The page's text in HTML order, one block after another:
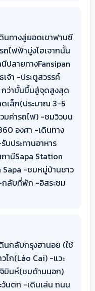
นทางสู่ยอดเขาฟานซี
ถไฟฟ้ามู่งโฮเจากนั้น
ปลายทางFansipan
จ้า -ประตูสวรรค์
ว่าขั้นขึ้นสู่จุดสูงสุด
เล็ก(ประมาณ 3-5
ค่ารถไฟ) -ชมวิวบน
องศา -เดินทาง
บประทานอาหาร
านีSapa Station
Sapa -ชมหมู่บ้านชาว
กลับที่พัก -อิสระชม
นกลับกรุงฮานอย (ใช้
ไก(Lào Cai) -แวะ
มินห์(ชมด้านนอก)
วันตก -เดินเล่น ถนน